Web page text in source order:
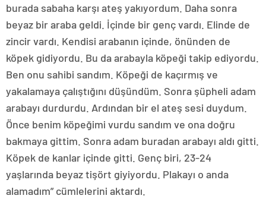
burada sabaha karşı ateş yakıyordum. Daha sonra
beyaz bir araba geldi. İçinde bir genç vardı. Elinde de
zincir vardı. Kendisi arabanın içinde, önünden de
köpek gidiyordu. Bu da arabayla köpeği takip ediyordu.
Ben onu sahibi sandım. Köpeği de kaçırmış ve
yakalamaya çalıştığını düşündüm. Sonra şüpheli adam
arabayı durdurdu. Ardından bir el ateş sesi duydum.
Önce benim köpeğimi vurdu sandım ve ona doğru
bakmaya gittim. Sonra adam buradan arabayı aldı gitti.
Köpek de kanlar içinde gitti. Genç biri, 23-24
yaşlarında beyaz tişört giyiyordu. Plakayı o anda
alamadım” cümlelerini aktardı.